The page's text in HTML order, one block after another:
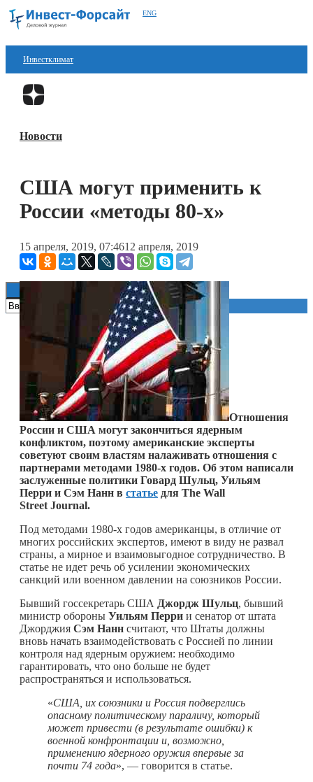
ENG
Инвестклимат
Финансы
Блокчейн
Книги
Новости
США могут применить к
России «методы 80-х»
15 апреля, 2019, 07:4612 апреля, 2019
Отношения
России и США могут закончиться ядерным
конфликтом, поэтому американские эксперты
советуют своим властям налаживать отношения с
партнерами методами 1980-х годов. Об этом написали
заслуженные политики Говард Шульц, Уильям
Перри и Сэм Нанн в статье для The Wall
Street Journal.
Под методами 1980-х годов американцы, в отличие от
многих российских экспертов, имеют в виду не развал
страны, а мирное и взаимовыгодное сотрудничество. В
статье не идет речь об усилении экономических
санкций или военном давлении на союзников России.
Бывший госсекретарь США Джордж Шульц, бывший
министр обороны Уильям Перри и сенатор от штата
Джорджия Сэм Нанн считают, что Штаты должны
вновь начать взаимодействовать с Россией по линии
контроля над ядерным оружием: необходимо
гарантировать, что оно больше не будет
распространяться и использоваться.
«США, их союзники и Россия подверглись
опасному политическому параличу, который
может привести (в результате ошибки) к
военной конфронтации и, возможно,
применению ядерного оружия впервые за
почти 74 года», — говорится в статье.